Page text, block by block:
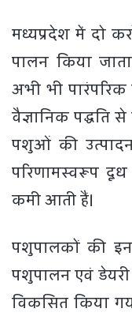
मध्यप्रदेश में दो
पालन किया
अभी भी
वैज्ञानिक
पशुओं की उत्पादन
परिणामस्वरूप
कमी आती हैं।
पशुपालकों की
पशुपालन एवं डेयरी
विकसित किया